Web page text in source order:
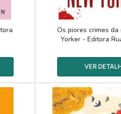
Os piores crimes
Yorker - Editora